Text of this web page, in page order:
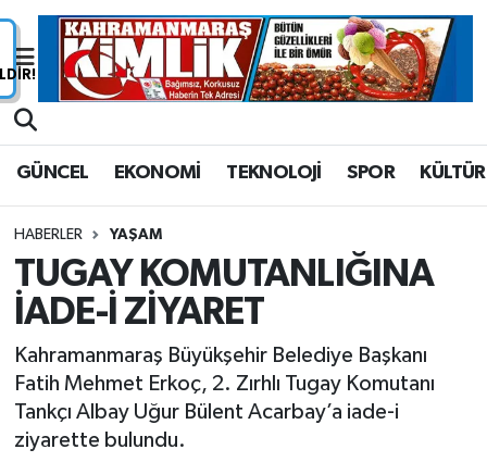
GÜNCEL EKONOMİ TEKNOLOJİ SPOR KÜLTÜR
HABERLER YAŞAM
TUGAY KOMUTANLIĞINA
İADE-İ ZİYARET
Kahramanmaraş Büyükşehir Belediye Başkanı
Fatih Mehmet Erkoç, 2. Zırhlı Tugay Komutanı
Tankçı Albay Uğur Bülent Acarbay’a iade-i
ziyarette bulundu.
Nöbetçi Eczaneler
Süper Lig Puan Durumu ve Fikstür
Tüm Manşetler
Son Dakika Haberleri